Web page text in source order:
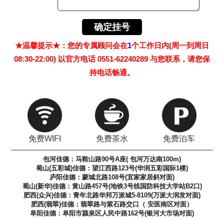
★温馨提示★：您的专属顾问会在1个工作日内(周一到周日
08:30-22:00) 以官方电话 0551-62240289 与您联系，请您保
持电话畅通。
免费WIFI 免费茶水 免费泊车
包河佳德：马鞍山路90号A座( 包河万达南100m)
蜀山(五彩城)佳德：望江西路123号(华润五彩国际1楼)
庐阳佳德：蒙城北路108号(宜家家居斜对面)
蜀山(新华)佳德：黄山路457号(地铁3号线国防科技大学站B2口)
肥西(众兴)佳德：青年北路华邦万派城5-8109(万派大润发对面)
肥西(翡翠)佳德：翡翠路与紫石路交口（ 安医南区对面）
阜阳佳德：阜阳市颍泉区人民中路162号(银河大市场对面)